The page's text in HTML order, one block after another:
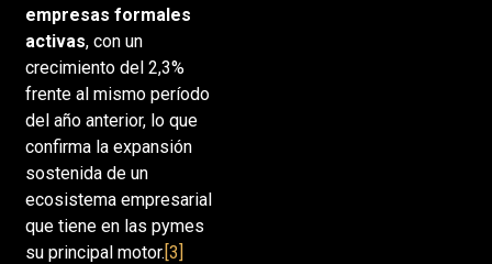
empresas formales
activas, con un
crecimiento del 2,3%
frente al mismo período
del año anterior, lo que
confirma la expansión
sostenida de un
ecosistema empresarial
que tiene en las pymes
su principal motor.[3]